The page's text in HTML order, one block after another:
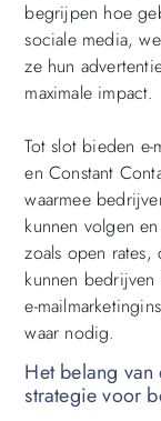
begrijpen hoe
sociale media,
ze hun
maximale impact.
Tot slot bieden
en Constant
waarmee
kunnen volgen
zoals open rates,
kunnen
e-
waar nodig.
Het belang
strategie voor